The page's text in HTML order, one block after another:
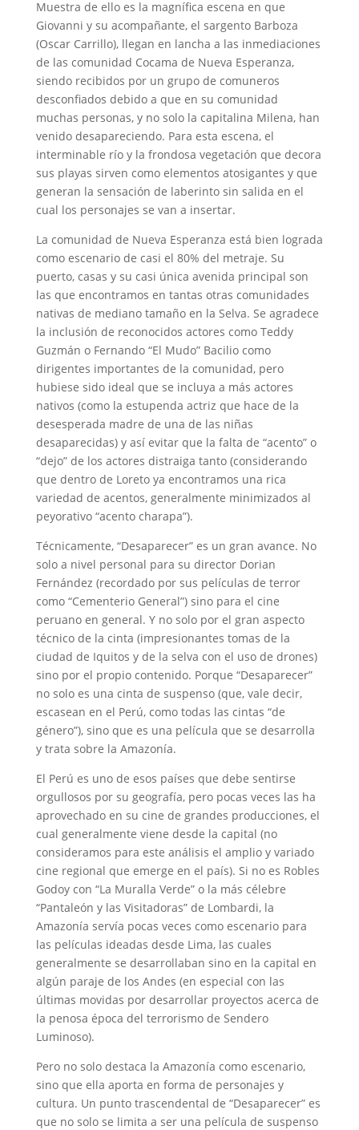
Muestra de ello es la magnífica escena en que
Giovanni y su acompañante, el sargento Barboza
(Oscar Carrillo), llegan en lancha a las inmediaciones
de las comunidad Cocama de Nueva Esperanza,
siendo recibidos por un grupo de comuneros
desconfiados debido a que en su comunidad
muchas personas, y no solo la capitalina Milena, han
venido desapareciendo. Para esta escena, el
interminable río y la frondosa vegetación que decora
sus playas sirven como elementos atosigantes y que
generan la sensación de laberinto sin salida en el
cual los personajes se van a insertar.
La comunidad de Nueva Esperanza está bien lograda
como escenario de casi el 80% del metraje. Su
puerto, casas y su casi única avenida principal son
las que encontramos en tantas otras comunidades
nativas de mediano tamaño en la Selva. Se agradece
la inclusión de reconocidos actores como Teddy
Guzmán o Fernando “El Mudo” Bacilio como
dirigentes importantes de la comunidad, pero
hubiese sido ideal que se incluya a más actores
nativos (como la estupenda actriz que hace de la
desesperada madre de una de las niñas
desaparecidas) y así evitar que la falta de “acento” o
“dejo” de los actores distraiga tanto (considerando
que dentro de Loreto ya encontramos una rica
variedad de acentos, generalmente minimizados al
peyorativo “acento charapa”).
Técnicamente, “Desaparecer” es un gran avance. No
solo a nivel personal para su director Dorian
Fernández (recordado por sus películas de terror
como “Cementerio General”) sino para el cine
peruano en general. Y no solo por el gran aspecto
técnico de la cinta (impresionantes tomas de la
ciudad de Iquitos y de la selva con el uso de drones)
sino por el propio contenido. Porque “Desaparecer”
no solo es una cinta de suspenso (que, vale decir,
escasean en el Perú, como todas las cintas “de
género”), sino que es una película que se desarrolla
y trata sobre la Amazonía.
El Perú es uno de esos países que debe sentirse
orgullosos por su geografía, pero pocas veces las ha
aprovechado en su cine de grandes producciones, el
cual generalmente viene desde la capital (no
consideramos para este análisis el amplio y variado
cine regional que emerge en el país). Si no es Robles
Godoy con “La Muralla Verde” o la más célebre
“Pantaleón y las Visitadoras” de Lombardi, la
Amazonía servía pocas veces como escenario para
las películas ideadas desde Lima, las cuales
generalmente se desarrollaban sino en la capital en
algún paraje de los Andes (en especial con las
últimas movidas por desarrollar proyectos acerca de
la penosa época del terrorismo de Sendero
Luminoso).
Pero no solo destaca la Amazonía como escenario,
sino que ella aporta en forma de personajes y
cultura. Un punto trascendental de “Desaparecer” es
que no solo se limita a ser una película de suspenso